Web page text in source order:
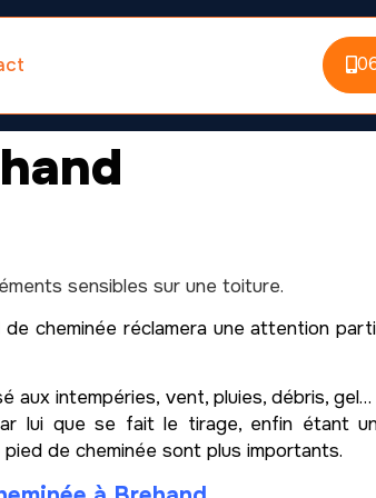
sensibles sur une toiture.
cheminée réclamera une attention
intempéries, vent, pluies, débris, gel…
lui que se fait le tirage, enfin étant
de cheminée sont plus importants.